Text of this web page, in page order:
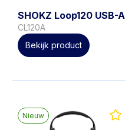
SHOKZ Loop120 USB-A
CL120A
Bekijk product
Nieuw